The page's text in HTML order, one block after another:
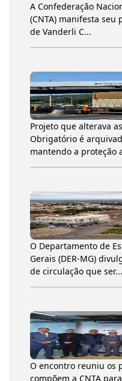
A Confederação
(CNTA) manifesta
de Vanderli C...
Projeto que alterava
Obrigatório é
mantendo a proteção
O Departamento de
Gerais (DER-MG)
de circulação que ser...
O encontro reuniu os
compõem a CNTA